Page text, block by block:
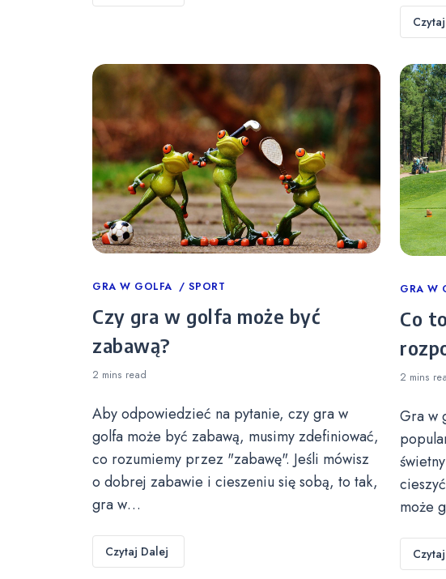
Categories
GRA W GOLFA SPORT
Czy gra w golfa może być
zabawą?
2 mins read
Aby odpowiedzieć na pytanie, czy gra w
golfa może być zabawą, musimy zdefiniować,
co rozumiemy przez "zabawę". Jeśli mówisz
o dobrej zabawie i cieszeniu się sobą, to tak,
gra w…
Czytaj Dalej
GRA W
Co
2 mins
Gra w
może